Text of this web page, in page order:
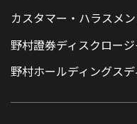
カスタマー・ハラスメ
野村證券ディスクロー
野村ホールディングス